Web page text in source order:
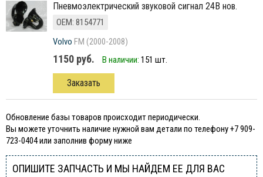
пневмоэлектрический звуковой сигнал 24В нов.
ОЕМ: 8154771
Volvo FM (2000-2008)
1150 руб. В наличии: 151 шт.
Заказать
Обновление базы товаров происходит периодически.
Вы можете уточнить наличие нужной вам детали по телефону +7 909-
723-0404 или заполнив форму ниже
ОПИШИТЕ ЗАПЧАСТЬ И МЫ НАЙДЕМ ЕЕ ДЛЯ ВАС